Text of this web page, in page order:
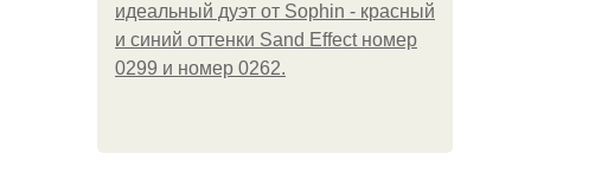
идеальный дуэт от Sophin - красный
и синий оттенки Sand Effect номер
0299 и номер 0262.